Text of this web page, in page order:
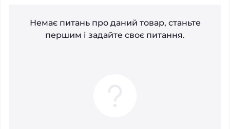
Немає питань про даний товар, станьте
першим і задайте своє питання.